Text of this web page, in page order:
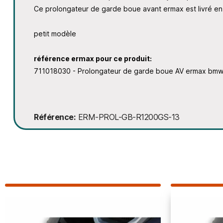
Ce prolongateur de garde boue avant ermax est livré
petit modèle
référence ermax pour ce produit:
711018030 - Prolongateur de garde boue AV ermax
Référence ERM-PROL-GB-R1200GS-13